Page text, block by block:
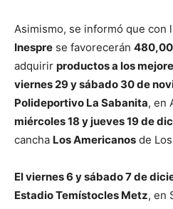
Asimismo, se informó que con
Inespre se favorecerán
adquirir productos a los
viernes 29 y sábado 30 de
Polideportivo La Sabanita, en
miércoles 18 y jueves 19 de
cancha Los Americanos de
El viernes 6 y sábado 7 de
Estadio Temístocles Metz, en